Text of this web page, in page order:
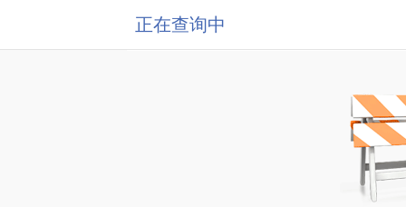
正在查询中